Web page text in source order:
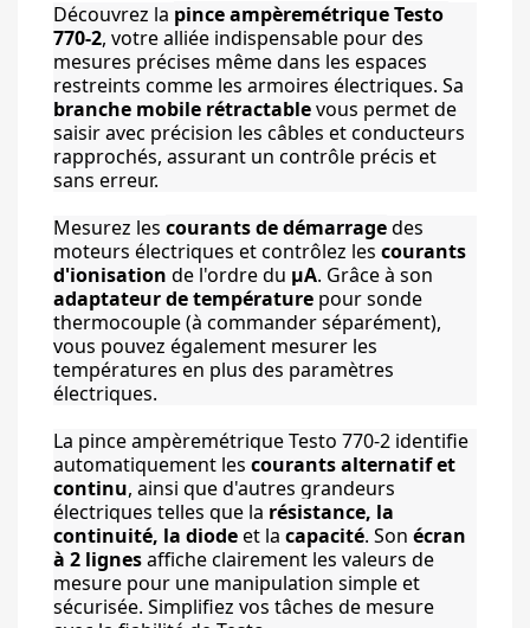
Découvrez la pince ampèremétrique Testo
770-2, votre alliée indispensable pour des
mesures précises même dans les espaces
branche mobile rétractable vous permet de
saisir avec précision les câbles et conducteurs
rapprochés, assurant un contrôle précis et
sans erreur.
Mesurez les courants de démarrage des
moteurs électriques et contrôlez les courants
d'ionisation de l'ordre du µA
adaptateur de température pour sonde
thermocouple (à commander séparément),
vous pouvez également mesurer les
températures en plus des paramètres
électriques.
La pince ampèremétrique Testo 770-2 identifie
automatiquement les courants alternatif et
continu, ainsi que d'autres grandeurs
électriques telles que la résistance, la
continuité, la diode et la capacité. Son écran
à 2 lignes affiche clairement les valeurs de
mesure pour une manipulation simple et
sécurisée. Simplifiez vos tâches de mesure